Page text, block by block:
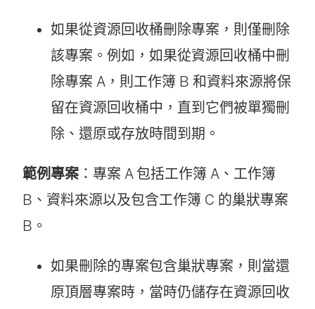
如果從資源回收桶刪除專案，則僅刪除
該專案。例如，如果從資源回收桶中刪
除專案 A，則工作簿 B 和資料來源將保
留在資源回收桶中，直到它們被單獨刪
除、還原或存放時間到期。
範例專案 ：專案 A 包括工作簿 A、工作簿
B、資料來源以及包含工作簿 C 的巢狀專案
B。
如果刪除的專案包含巢狀專案，則當還
原頂層專案時，當時仍儲存在資源回收